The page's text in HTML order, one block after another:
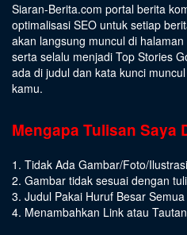
Siaran-Berita.com portal berita
optimalisasi SEO untuk setiap
akan langsung muncul di
serta selalu menjadi Top Stories
ada di judul dan kata kunci
kamu.
Mengapa Tulisan Saya
1. Tidak Ada Gambar/Foto/Ilustrasi
2. Gambar tidak sesuai dengan
3. Judul Pakai Huruf Besar Semua
4. Menambahkan Link atau Tautan